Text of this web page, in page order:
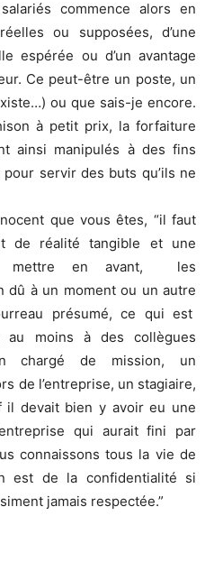
commence alors en
ou supposées, d’une
espérée ou d’un avantage
Ce peut-être un poste, un
ou que sais-je encore.
à petit prix, la forfaiture
ainsi manipulés à des fins
servir des buts qu’ils ne
que vous êtes, “il faut
de réalité tangible et une
à mettre en avant, les
dû à un moment ou un autre
présumé, ce qui est
au moins à des collègues
chargé de mission, un
de l’entreprise, un stagiaire,
il devait bien y avoir eu une
qui aurait fini par
connaissons tous la vie de
est de la confidentialité si
jamais respectée.”